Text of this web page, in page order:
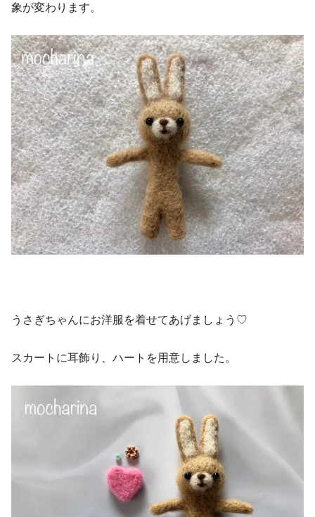
象が変わります。
うさぎちゃんにお洋服を着せてあげましょう♡
スカートに耳飾り、ハートを用意しました。